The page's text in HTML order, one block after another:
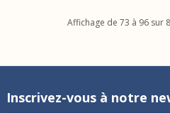
Affichage de 73 à 96 sur
Inscrivez-vous à notre